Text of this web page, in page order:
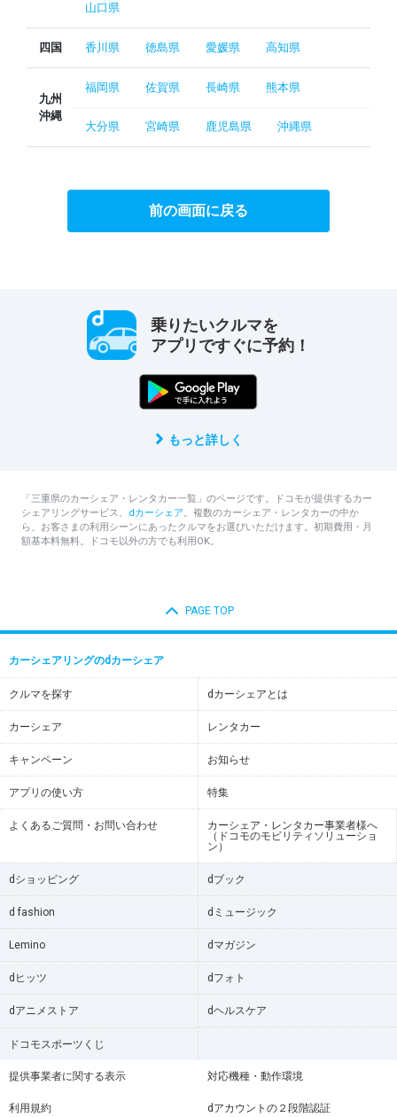
山口県
四国 香川県 徳島県 愛媛県 高知県
九州
沖縄
福岡県 佐賀県 長崎県 熊本県
大分県 宮崎県 鹿児島県 沖縄県
前の画面に戻る
乗りたいクルマを
アプリですぐに予約！
もっと詳しく
「三重県のカーシェア・レンタカー一覧」のページです。ドコモが提供するカー
シェアリングサービス、 dカーシェア。複数のカーシェア・レンタカーの中か
ら、お客さまの利用シーンにあったクルマをお選びいただけます。初期費用・月
額基本料無料。ドコモ以外の方でも利用OK。
PAGE TOP
カーシェアリングのdカーシェア
クルマを探す dカーシェアとは
カーシェア レンタカー
キャンペーン お知らせ
アプリの使い方 特集
よくあるご質問・お問い合わせ
カーシェア・レンタカー事業者様へ
（ドコモのモビリティソリューショ
ン）
dショッピング dブック
d fashion dミュージック
Lemino dマガジン
dヒッツ dフォト
dアニメストア dヘルスケア
ドコモスポーツくじ
提供事業者に関する表示 対応機種・動作環境
利用規約 dアカウントの２段階認証